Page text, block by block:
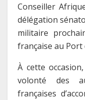
Conseiller
délégation
militaire
française au Port
À cette
volonté des
françaises